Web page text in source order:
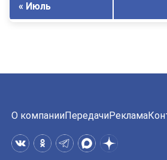
« Июль
О компанииПередачиРеклама